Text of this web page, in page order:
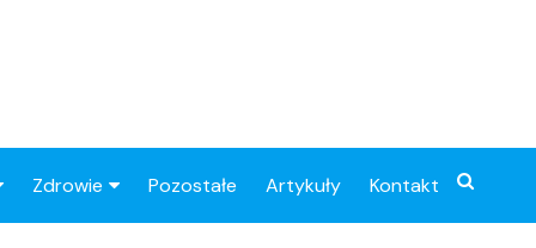
Zdrowie Pozostałe Artykuły Kontakt